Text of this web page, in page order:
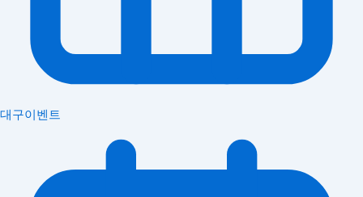
대구이벤트